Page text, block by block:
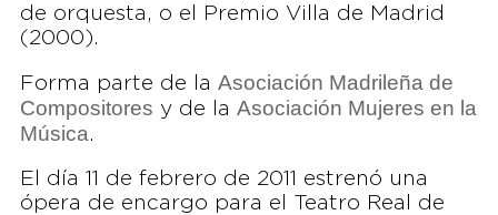
de orquesta, o el Premio Villa de Madrid
(2000).
Forma parte de la Asociación Madrileña de
Compositores y de la Asociación Mujeres en la
Música.
El día 11 de febrero de 2011 estrenó una
ópera de encargo para el Teatro Real de